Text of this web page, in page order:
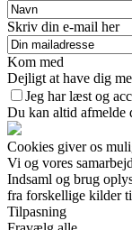
Skriv din e-mail her
Kom med
Dejligt at have dig
Jeg har læst og
Du kan altid afmelde
Cookies giver os
Vi og vores
Indsaml og brug
fra forskellige kilder
Tilpasning